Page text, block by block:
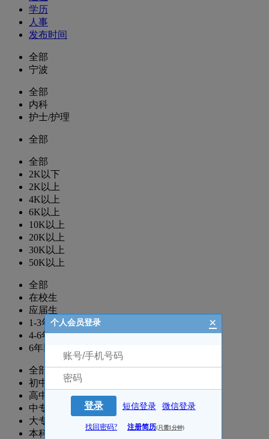
学历
人事
发布时间
全部
宁波
全部
内科
护士/护理
全部
全部
2K以下
2K以上
4K以上
6K以上
10K以上
20K以上
30K以上
50K以上
全部
在校生
应届生
1-3年
4-6年
6年以上
全部
初中
高中
中专
大专
本科
个人会员登录 ×
登录 短信登录 微信登录
找回密码? 注册简历(只需1分钟)